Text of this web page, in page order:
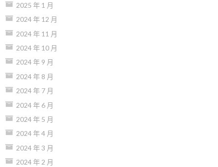
2025 年 1 月
2024 年 12 月
2024 年 11 月
2024 年 10 月
2024 年 9 月
2024 年 8 月
2024 年 7 月
2024 年 6 月
2024 年 5 月
2024 年 4 月
2024 年 3 月
2024 年 2 月